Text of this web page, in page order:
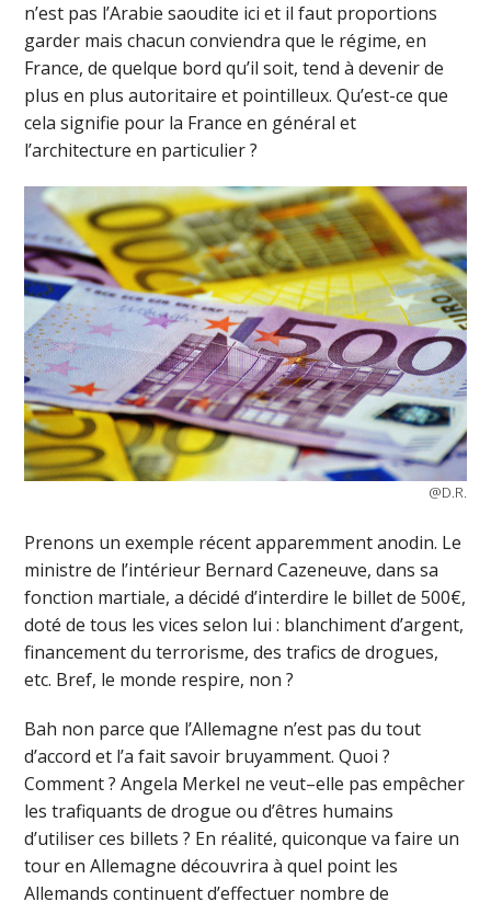
n’est pas l’Arabie saoudite ici et il faut proportions
garder mais chacun conviendra que le régime, en
France, de quelque bord qu’il soit, tend à devenir de
plus en plus autoritaire et pointilleux. Qu’est-ce que
cela signifie pour la France en général et
l’architecture en particulier ?
@D.R.
Prenons un exemple récent apparemment anodin. Le
ministre de l’intérieur Bernard Cazeneuve, dans sa
fonction martiale, a décidé d’interdire le billet de 500€,
doté de tous les vices selon lui : blanchiment d’argent,
financement du terrorisme, des trafics de drogues,
etc. Bref, le monde respire, non ?
Bah non parce que l’Allemagne n’est pas du tout
d’accord et l’a fait savoir bruyamment. Quoi ?
Comment ? Angela Merkel ne veut–elle pas empêcher
les trafiquants de drogue ou d’êtres humains
d’utiliser ces billets ? En réalité, quiconque va faire un
tour en Allemagne découvrira à quel point les
Allemands continuent d’effectuer nombre de